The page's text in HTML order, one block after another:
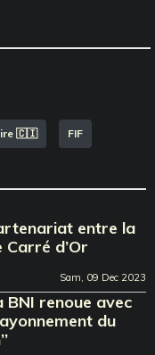
🇨🇮 FIF
entre la
Carré d’Or
Sam, 09 Dec 2023
renoue avec
du